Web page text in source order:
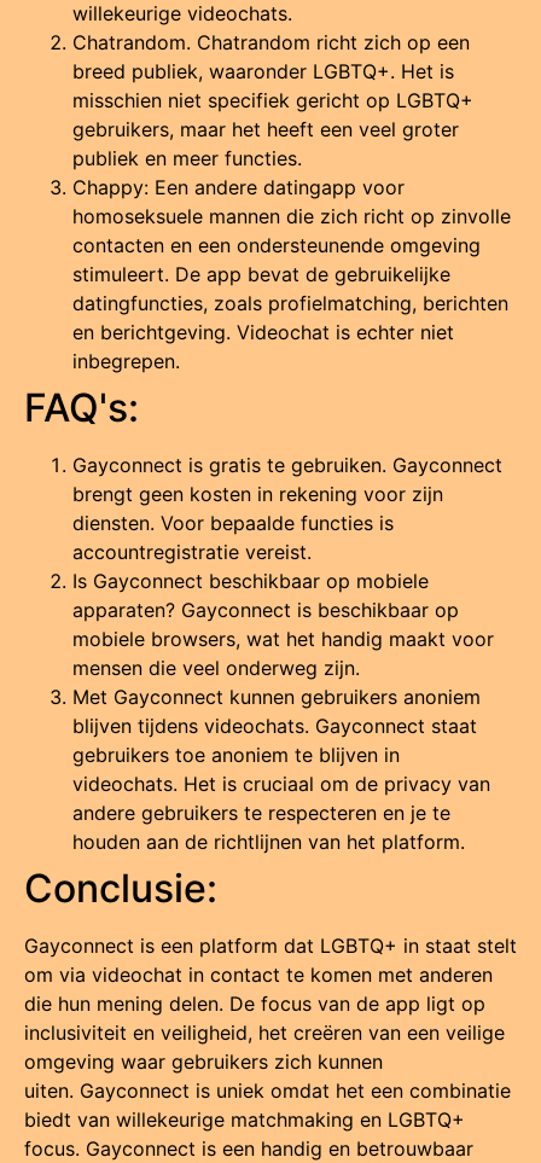
willekeurige videochats.
Chatrandom. Chatrandom richt zich op een
breed publiek, waaronder LGBTQ+. Het is
misschien niet specifiek gericht op LGBTQ+
gebruikers, maar het heeft een veel groter
publiek en meer functies.
Chappy: Een andere datingapp voor
homoseksuele mannen die zich richt op zinvolle
contacten en een ondersteunende omgeving
stimuleert. De app bevat de gebruikelijke
datingfuncties, zoals profielmatching, berichten
en berichtgeving. Videochat is echter niet
inbegrepen.
FAQ's:
Gayconnect is gratis te gebruiken. Gayconnect
brengt geen kosten in rekening voor zijn
diensten. Voor bepaalde functies is
accountregistratie vereist.
Is Gayconnect beschikbaar op mobiele
apparaten? Gayconnect is beschikbaar op
mobiele browsers, wat het handig maakt voor
mensen die veel onderweg zijn.
Met Gayconnect kunnen gebruikers anoniem
blijven tijdens videochats. Gayconnect staat
gebruikers toe anoniem te blijven in
videochats. Het is cruciaal om de privacy van
andere gebruikers te respecteren en je te
houden aan de richtlijnen van het platform.
Conclusie:
Gayconnect is een platform dat LGBTQ+ in staat stelt
om via videochat in contact te komen met anderen
die hun mening delen. De focus van de app ligt op
inclusiviteit en veiligheid, het creëren van een veilige
omgeving waar gebruikers zich kunnen
uiten. Gayconnect is uniek omdat het een combinatie
biedt van willekeurige matchmaking en LGBTQ+
focus. Gayconnect is een handig en betrouwbaar